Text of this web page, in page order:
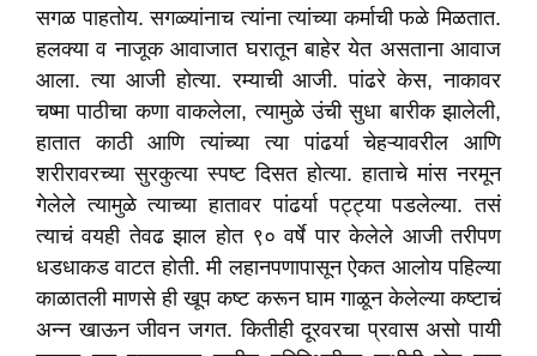
सगळ पाहतोय. सगळ्यांनाच त्यांना त्यांच्या कर्माची फळे मिळतात.
हलक्या व नाजूक आवाजात घरातून बाहेर येत असताना आवाज
आला. त्या आजी होत्या. रम्याची आजी. पांढरे केस, नाकावर
चष्मा पाठीचा कणा वाकलेला, त्यामुळे उंची सुधा बारीक झालेली,
हातात काठी आणि त्यांच्या त्या पांढर्या चेहऱ्यावरील आणि
शरीरावरच्या सुरकुत्या स्पष्ट दिसत होत्या. हाताचे मांस नरमून
गेलेले त्यामुळे त्याच्या हातावर पांढर्या पट्ट्या पडलेल्या. तसं
त्याचं वयही तेवढ झाल होत ९० वर्षे पार केलेले आजी तरीपण
धडधाकड वाटत होती. मी लहानपणापासून ऐकत आलोय पहिल्या
काळातली माणसे ही खूप कष्ट करून घाम गाळून केलेल्या कष्टाचं
अन्न खाऊन जीवन जगत. कितीही दूरवरचा प्रवास असो पायी